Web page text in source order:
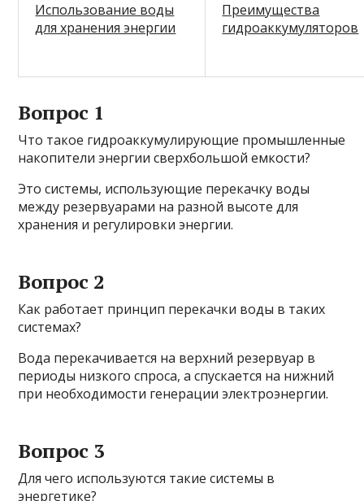
Использование воды
для хранения энергии
Преимущества
гидроаккумуляторов
Вопрос 1
Что такое гидроаккумулирующие промышленные
накопители энергии сверхбольшой емкости?
Это системы, использующие перекачку воды
между резервуарами на разной высоте для
хранения и регулировки энергии.
Вопрос 2
Как работает принцип перекачки воды в таких
системах?
Вода перекачивается на верхний резервуар в
периоды низкого спроса, а спускается на нижний
при необходимости генерации электроэнергии.
Вопрос 3
Для чего используются такие системы в
энергетике?